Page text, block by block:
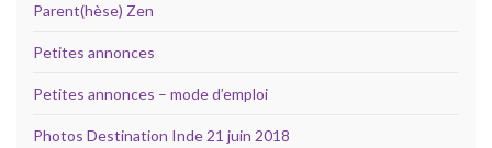
Parent(hèse) Zen
Petites annonces
Petites annonces – mode d’emploi
Photos Destination Inde 21 juin 2018